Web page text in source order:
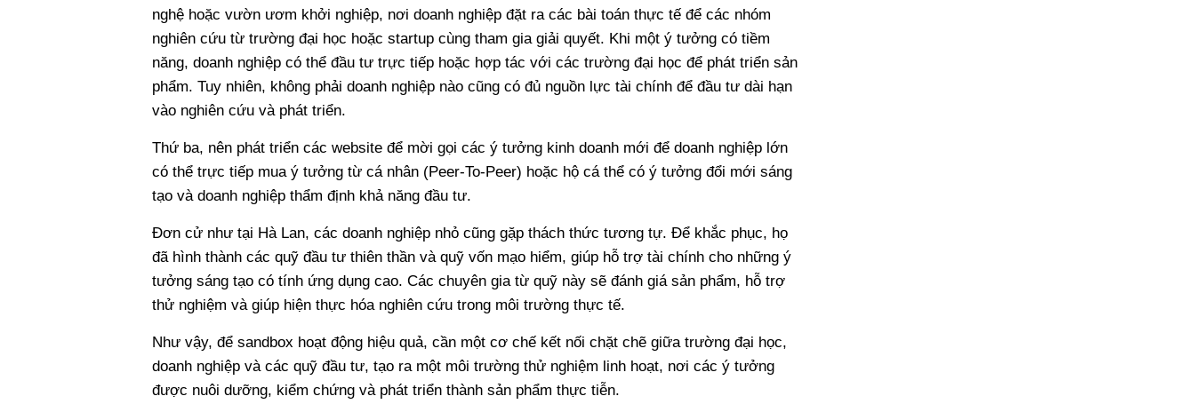
nghệ hoặc vườn ươm khởi nghiệp, nơi doanh nghiệp đặt ra các bài toán thực tế để các nhóm
nghiên cứu từ trường đại học hoặc startup cùng tham gia giải quyết. Khi một ý tưởng có tiềm
năng, doanh nghiệp có thể đầu tư trực tiếp hoặc hợp tác với các trường đại học để phát triển sản
phẩm. Tuy nhiên, không phải doanh nghiệp nào cũng có đủ nguồn lực tài chính để đầu tư dài hạn
vào nghiên cứu và phát triển.
Thứ ba, nên phát triển các website để mời gọi các ý tưởng kinh doanh mới để doanh nghiệp lớn
có thể trực tiếp mua ý tưởng từ cá nhân (Peer-To-Peer) hoặc hộ cá thể có ý tưởng đổi mới sáng
tạo và doanh nghiệp thẩm định khả năng đầu tư.
Đơn cử như tại Hà Lan, các doanh nghiệp nhỏ cũng gặp thách thức tương tự. Để khắc phục, họ
đã hình thành các quỹ đầu tư thiên thần và quỹ vốn mạo hiểm, giúp hỗ trợ tài chính cho những ý
tưởng sáng tạo có tính ứng dụng cao. Các chuyên gia từ quỹ này sẽ đánh giá sản phẩm, hỗ trợ
thử nghiệm và giúp hiện thực hóa nghiên cứu trong môi trường thực tế.
Như vậy, để sandbox hoạt động hiệu quả, cần một cơ chế kết nối chặt chẽ giữa trường đại học,
doanh nghiệp và các quỹ đầu tư, tạo ra một môi trường thử nghiệm linh hoạt, nơi các ý tưởng
được nuôi dưỡng, kiểm chứng và phát triển thành sản phẩm thực tiễn.